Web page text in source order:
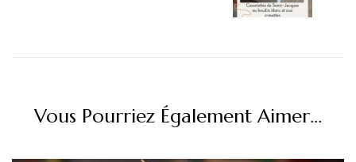
Vous Pourriez Également Aimer...